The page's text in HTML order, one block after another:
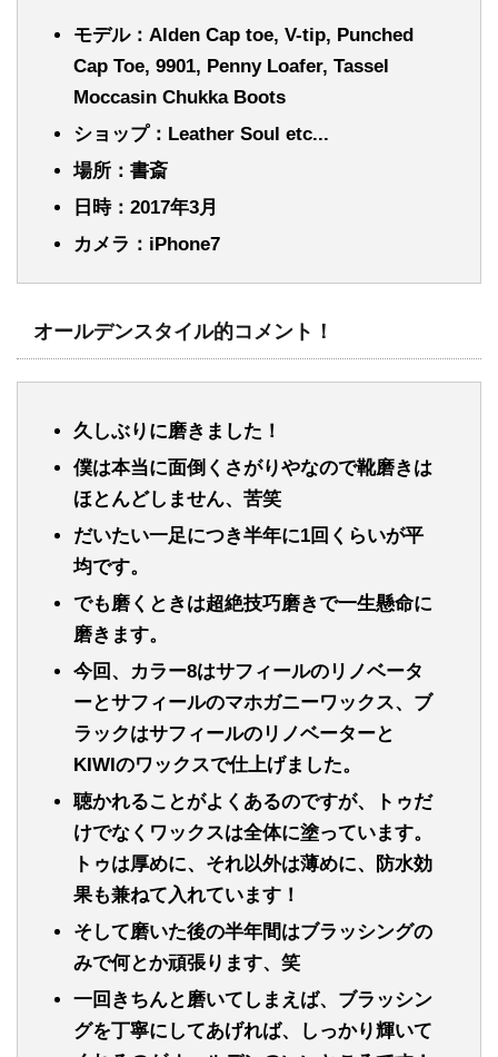
モデル：Alden Cap toe, V-tip, Punched
Cap Toe, 9901, Penny Loafer, Tassel
Moccasin Chukka Boots
ショップ：Leather Soul etc...
場所：書斎
日時：2017年3月
カメラ：iPhone7
オールデンスタイル的コメント！
久しぶりに磨きました！
僕は本当に面倒くさがりやなので靴磨きは
ほとんどしません、苦笑
だいたい一足につき半年に1回くらいが平
均です。
でも磨くときは超絶技巧磨きで一生懸命に
磨きます。
今回、カラー8はサフィールのリノベータ
ーとサフィールのマホガニーワックス、ブ
ラックはサフィールのリノベーターと
KIWIのワックスで仕上げました。
聴かれることがよくあるのですが、トゥだ
けでなくワックスは全体に塗っています。
トゥは厚めに、それ以外は薄めに、防水効
果も兼ねて入れています！
そして磨いた後の半年間はブラッシングの
みで何とか頑張ります、笑
一回きちんと磨いてしまえば、ブラッシン
グを丁寧にしてあげれば、しっかり輝いて